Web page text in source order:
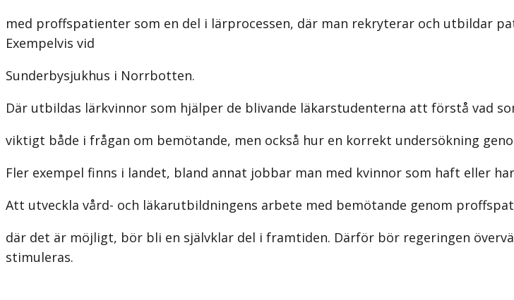
med proffspatienter som en del i lärprocessen, där man rekryterar och utbildar
Exempelvis vid
Sunderbysjukhus i Norrbotten.
Där utbildas lärkvinnor som hjälper de blivande läkarstudenterna att förstå vad
viktigt både i frågan om bemötande, men också hur en korrekt undersökning
Fler exempel finns i landet, bland annat jobbar man med kvinnor som haft eller
Att utveckla vård- och läkarutbildningens arbete med bemötande genom
där det är möjligt, bör bli en självklar del i framtiden. Därför bör regeringen
stimuleras.